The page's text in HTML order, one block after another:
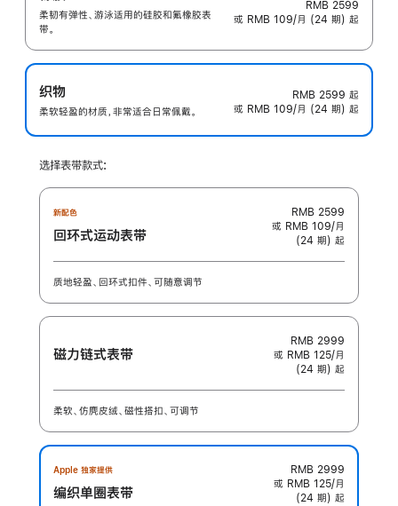
柔韧有弹性、游泳适用的硅胶和氟橡胶表
带。
RMB 2599
或 RMB 109/月 (24 期) 起
织物
柔软轻盈的材质，非常适合日常佩戴。
RMB 2599 起
或 RMB 109/月 (24 期) 起
选择表带款式:
新配色
回环式运动表带
RMB 2599
或 RMB 109/月
(24 期) 起
质地轻盈、回环式扣件、可随意调节
磁力链式表带
RMB 2999
或 RMB 125/月
(24 期) 起
柔软、仿麂皮绒、磁性搭扣、可调节
Apple 独家提供
编织单圈表带
RMB 2999
或 RMB 125/月
(24 期) 起